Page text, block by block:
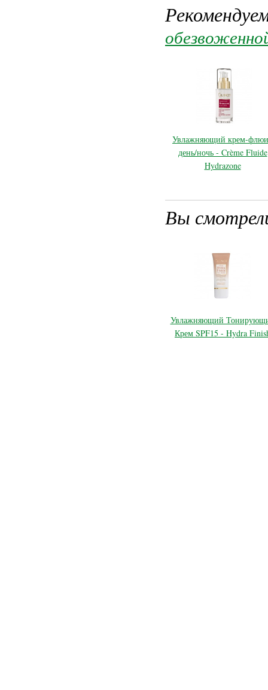
Увлажняющий крем-
день/ночь - Crème Fluide
Hydrazone
Вы
Увлажняющий
Крем SPF15 - Hydra